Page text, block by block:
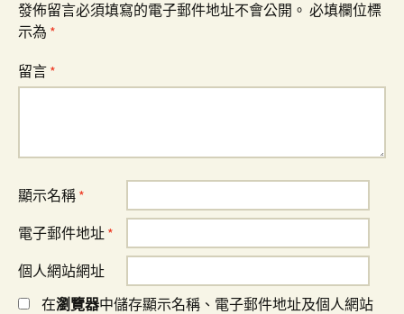
發佈留言必須填寫的電子郵件地址不會公開。 必填欄位標
示為 *
留言 *
顯示名稱 *
電子郵件地址 *
個人網站網址
在瀏覽器中儲存顯示名稱、電子郵件地址及個人網站